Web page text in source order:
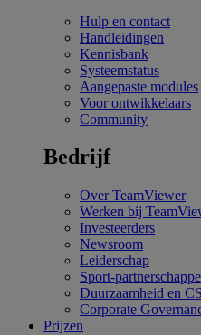
Hulp en contact
Handleidingen
Kennisbank
Systeemstatus
Aangepaste modules
Voor ontwikkelaars
Community
Bedrijf
Over TeamViewer
Werken bij
Investeerders
Newsroom
Leiderschap
Sport-
Duurzaamheid en
Corporate
Prijzen